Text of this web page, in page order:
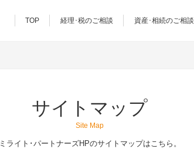
TOP 経理･税のご相談 資産･相続のご相談
サイトマップ
Site Map
ミライト･パートナーズHPのサイトマップはこちら。